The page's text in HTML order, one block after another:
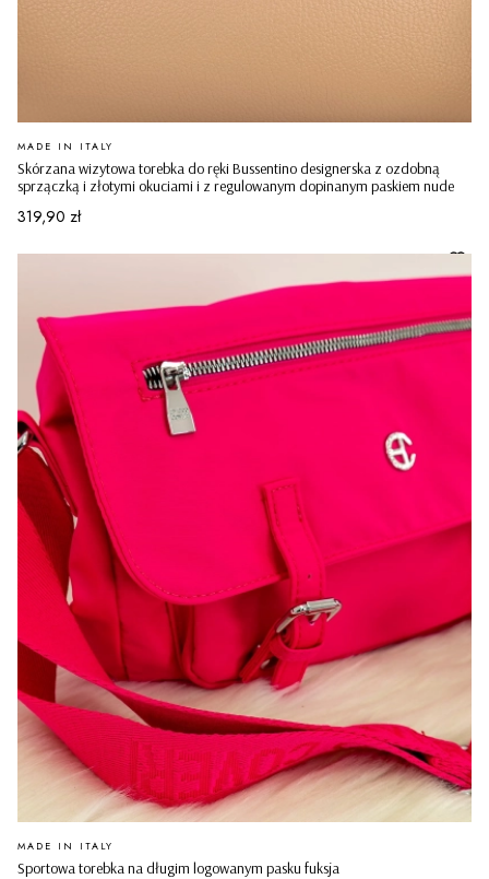
Skórzana wizytowa torebka do ręki Bussentino designerska z ozdobną
sprzączką i złotymi okuciami i z regulowanym dopinanym paskiem nude
PRODUCENT
MADE IN ITALY
Cena
319,90 zł
Sportowa torebka na długim logowanym pasku fuksja
PRODUCENT
MADE IN ITALY